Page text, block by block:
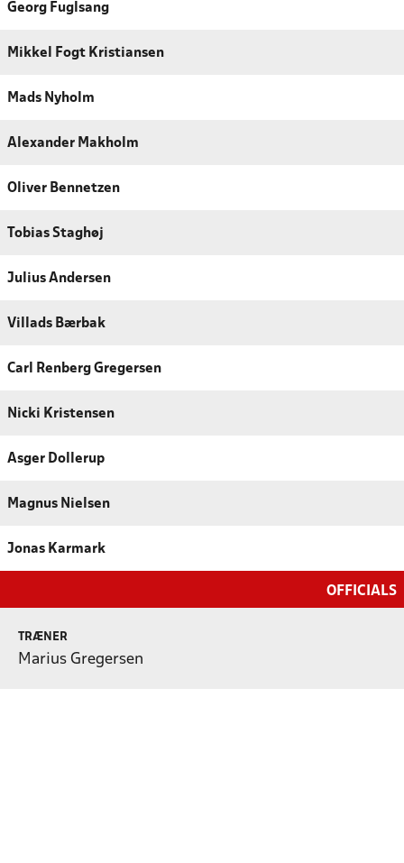
Georg Fuglsang
Mikkel Fogt Kristiansen
Mads Nyholm
Alexander Makholm
Oliver Bennetzen
Tobias Staghøj
Julius Andersen
Villads Bærbak
Carl Renberg Gregersen
Nicki Kristensen
Asger Dollerup
Magnus Nielsen
Jonas Karmark
OFFICIALS
TRÆNER
Marius Gregersen